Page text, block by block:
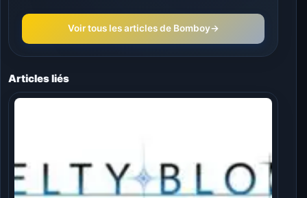
Voir tous les articles de Bomboy→
Articles liés